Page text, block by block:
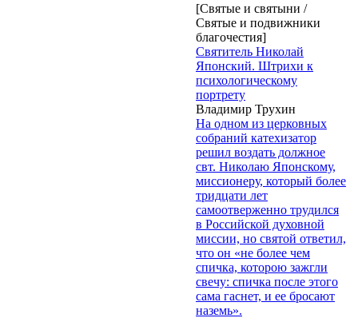
[Святые и святыни /
Святые и подвижники
благочестия]
Святитель Николай
Японский. Штрихи к
психологическому
портрету
Владимир Трухин
На одном из церковных
собраний катехизатор
решил воздать должное
свт. Николаю Японскому,
миссионеру, который более
тридцати лет
самоотверженно трудился
в Российской духовной
миссии, но святой ответил,
что он «не более чем
спичка, которою зажгли
свечу: спичка после этого
сама гаснет, и ее бросают
наземь».